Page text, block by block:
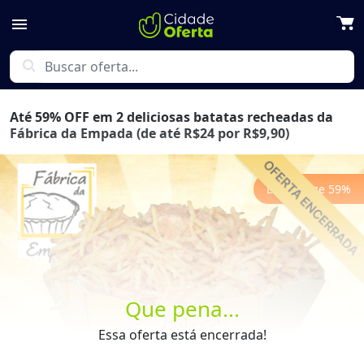
menu
search
Que pena...
Essa oferta está encerrada!
Até 59% OFF em 2 deliciosas batatas recheadas da
Fábrica da Empada (de até R$24 por R$9,90)
Economize 59%